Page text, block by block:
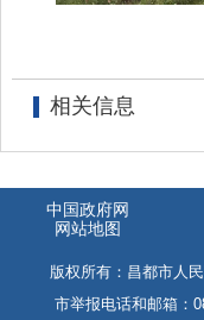
相关信息
中国政府网
网站地图
版权所有：昌都市人
市举报电话和邮箱：